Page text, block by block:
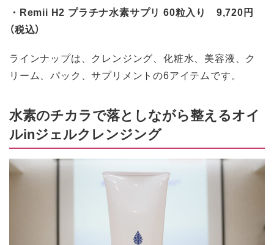
・Remii H2 プラチナ水素サプリ 60粒入り 9,720円
（税込）
ラインナップは、クレンジング、化粧水、美容液、ク
リーム、パック、サプリメントの6アイテムです。
水素のチカラで落としながら整えるオイ
ルinジェルクレンジング